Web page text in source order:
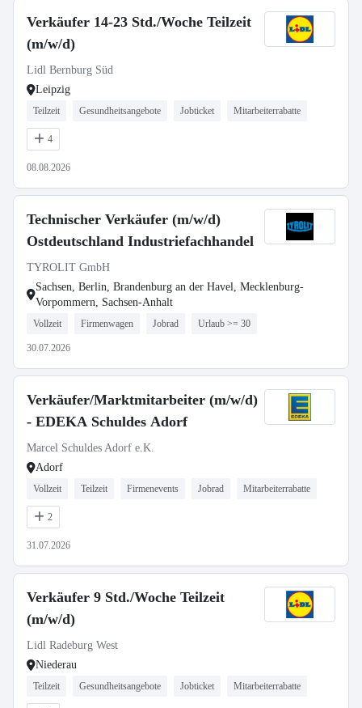
Verkäufer 14-23 Std./Woche Teilzeit
(m/w/d)
Lidl Bernburg Süd
Leipzig
Teilzeit Gesundheitsangebote Jobticket Mitarbeiterrabatte
4
08.08.2026
Technischer Verkäufer (m/w/d)
Ostdeutschland Industriefachhandel
TYROLIT GmbH
Sachsen, Berlin, Brandenburg an der Havel, Mecklenburg-
Vorpommern, Sachsen-Anhalt
Vollzeit Firmenwagen Jobrad Urlaub >= 30
30.07.2026
Verkäufer/Marktmitarbeiter (m/w/d)
- EDEKA Schuldes Adorf
Marcel Schuldes Adorf e.K.
Adorf
Vollzeit Teilzeit Firmenevents Jobrad Mitarbeiterrabatte
2
31.07.2026
Verkäufer 9 Std./Woche Teilzeit
(m/w/d)
Lidl Radeburg West
Niederau
Teilzeit Gesundheitsangebote Jobticket Mitarbeiterrabatte